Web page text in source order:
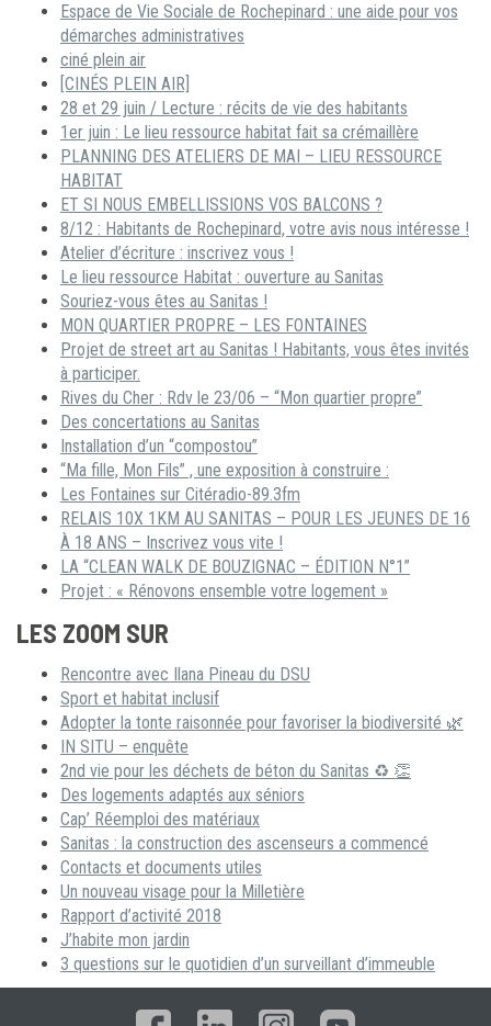
Espace de Vie Sociale de Rochepinard : une aide pour vos
démarches administratives
ciné plein air
[CINÉS PLEIN AIR]
28 et 29 juin / Lecture : récits de vie des habitants
1er juin : Le lieu ressource habitat fait sa crémaillère
PLANNING DES ATELIERS DE MAI – LIEU RESSOURCE
HABITAT
ET SI NOUS EMBELLISSIONS VOS BALCONS ?
8/12 : Habitants de Rochepinard, votre avis nous intéresse !
Atelier d’écriture : inscrivez vous !
Le lieu ressource Habitat : ouverture au Sanitas
Souriez-vous êtes au Sanitas !
MON QUARTIER PROPRE – LES FONTAINES
Projet de street art au Sanitas ! Habitants, vous êtes invités
à participer.
Rives du Cher : Rdv le 23/06 – “Mon quartier propre”
Des concertations au Sanitas
Installation d’un “compostou”
“Ma fille, Mon Fils” , une exposition à construire :
Les Fontaines sur Citéradio-89.3fm
RELAIS 10X 1KM AU SANITAS – POUR LES JEUNES DE 16
À 18 ANS – Inscrivez vous vite !
LA “CLEAN WALK DE BOUZIGNAC – ÉDITION N°1”
Projet : « Rénovons ensemble votre logement »
LES ZOOM SUR
Rencontre avec Ilana Pineau du DSU
Sport et habitat inclusif
Adopter la tonte raisonnée pour favoriser la biodiversité 🌿
IN SITU – enquête
2nd vie pour les déchets de béton du Sanitas ♻ 👏
Des logements adaptés aux séniors
Cap’ Réemploi des matériaux
Sanitas : la construction des ascenseurs a commencé
Contacts et documents utiles
Un nouveau visage pour la Milletière
Rapport d’activité 2018
J’habite mon jardin
3 questions sur le quotidien d’un surveillant d’immeuble